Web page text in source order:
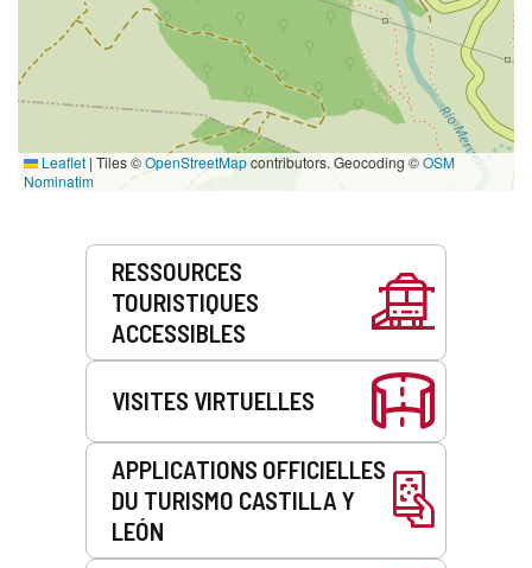
Leaflet | Tiles ©OpenStreetMapcontributors. Geocoding ©OSM
Nominatim
Prestations
RESSOURCES
TOURISTIQUES
ACCESSIBLES
VISITES VIRTUELLES
APPLICATIONS OFFICIELLES
DU TURISMO CASTILLA Y
LEÓN